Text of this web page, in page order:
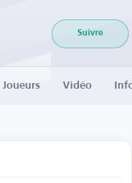
Suivre
Joueurs Vidéo